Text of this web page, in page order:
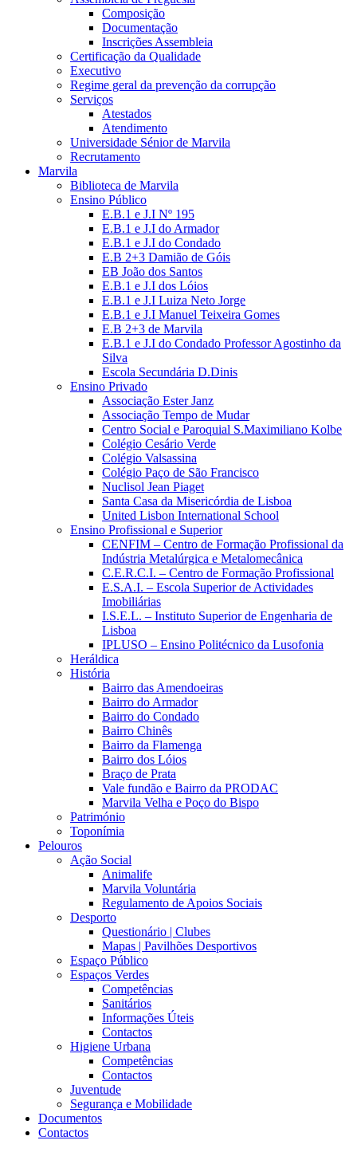
Composição
Documentação
Inscrições Assembleia
Certificação da Qualidade
Executivo
Regime geral da prevenção da corrupção
Serviços
Atestados
Atendimento
Universidade Sénior de Marvila
Recrutamento
Marvila
Biblioteca de Marvila
Ensino Público
E.B.1 e J.I Nº 195
E.B.1 e J.I do Armador
E.B.1 e J.I do Condado
E.B 2+3 Damião de Góis
EB João dos Santos
E.B.1 e J.I dos Lóios
E.B.1 e J.I Luiza Neto Jorge
E.B.1 e J.I Manuel Teixeira Gomes
E.B 2+3 de Marvila
E.B.1 e J.I do Condado Professor Agostinho da
Silva
Escola Secundária D.Dinis
Ensino Privado
Associação Ester Janz
Associação Tempo de Mudar
Centro Social e Paroquial S.Maximiliano Kolbe
Colégio Cesário Verde
Colégio Valsassina
Colégio Paço de São Francisco
Nuclisol Jean Piaget
Santa Casa da Misericórdia de Lisboa
United Lisbon International School
Ensino Profissional e Superior
CENFIM – Centro de Formação Profissional da
Indústria Metalúrgica e Metalomecânica
C.E.R.C.I. – Centro de Formação Profissional
E.S.A.I. – Escola Superior de Actividades
Imobiliárias
I.S.E.L. – Instituto Superior de Engenharia de
Lisboa
IPLUSO – Ensino Politécnico da Lusofonia
Heráldica
História
Bairro das Amendoeiras
Bairro do Armador
Bairro do Condado
Bairro Chinês
Bairro da Flamenga
Bairro dos Lóios
Braço de Prata
Vale fundão e Bairro da PRODAC
Marvila Velha e Poço do Bispo
Património
Toponímia
Pelouros
Ação Social
Animalife
Marvila Voluntária
Regulamento de Apoios Sociais
Desporto
Questionário | Clubes
Mapas | Pavilhões Desportivos
Espaço Público
Espaços Verdes
Competências
Sanitários
Informações Úteis
Contactos
Higiene Urbana
Competências
Contactos
Juventude
Segurança e Mobilidade
Documentos
Contactos